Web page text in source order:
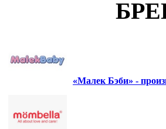
«Малек Бэби» -